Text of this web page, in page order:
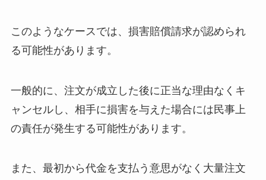
このようなケースでは、損害賠償請求が認められ
る可能性があります。
一般的に、注文が成立した後に正当な理由なくキ
ャンセルし、相手に損害を与えた場合には民事上
の責任が発生する可能性があります。
また、最初から代金を支払う意思がなく大量注文